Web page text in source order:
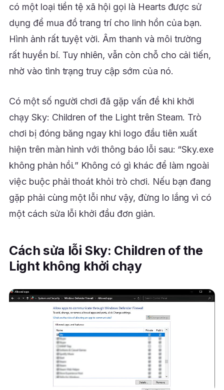
có một loại tiền tệ xã hội gọi là Hearts được sử
dụng để mua đồ trang trí cho linh hồn của bạn.
Hình ảnh rất tuyệt vời. Âm thanh và môi trường
rất huyền bí. Tuy nhiên, vẫn còn chỗ cho cải tiến,
nhờ vào tình trạng truy cập sớm của nó.
Có một số người chơi đã gặp vấn đề khi khởi
chạy Sky: Children of the Light trên Steam. Trò
chơi bị đóng băng ngay khi logo đầu tiên xuất
hiện trên màn hình với thông báo lỗi sau: “Sky.exe
không phản hồi.” Không có gì khác để làm ngoài
việc buộc phải thoát khỏi trò chơi. Nếu bạn đang
gặp phải cùng một lỗi như vậy, đừng lo lắng vì có
một cách sửa lỗi khởi đầu đơn giản.
Cách sửa lỗi Sky: Children of the
Light không khởi chạy